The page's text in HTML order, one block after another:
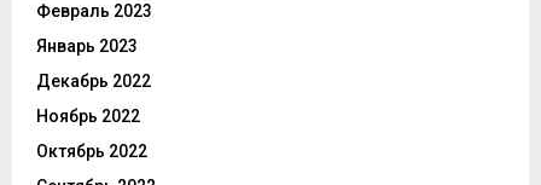
Февраль 2023
Январь 2023
Декабрь 2022
Ноябрь 2022
Октябрь 2022